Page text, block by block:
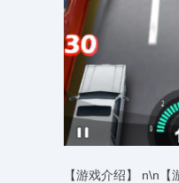
【游戏介绍】 n\n